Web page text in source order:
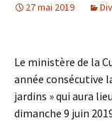
27 mai 2019
Le ministère de la
année consécutive
jardins » qui aura
dimanche 9 juin